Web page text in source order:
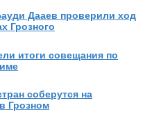
Дааев проверили ход
Грозного
итоги совещания по
соберутся на
Грозном